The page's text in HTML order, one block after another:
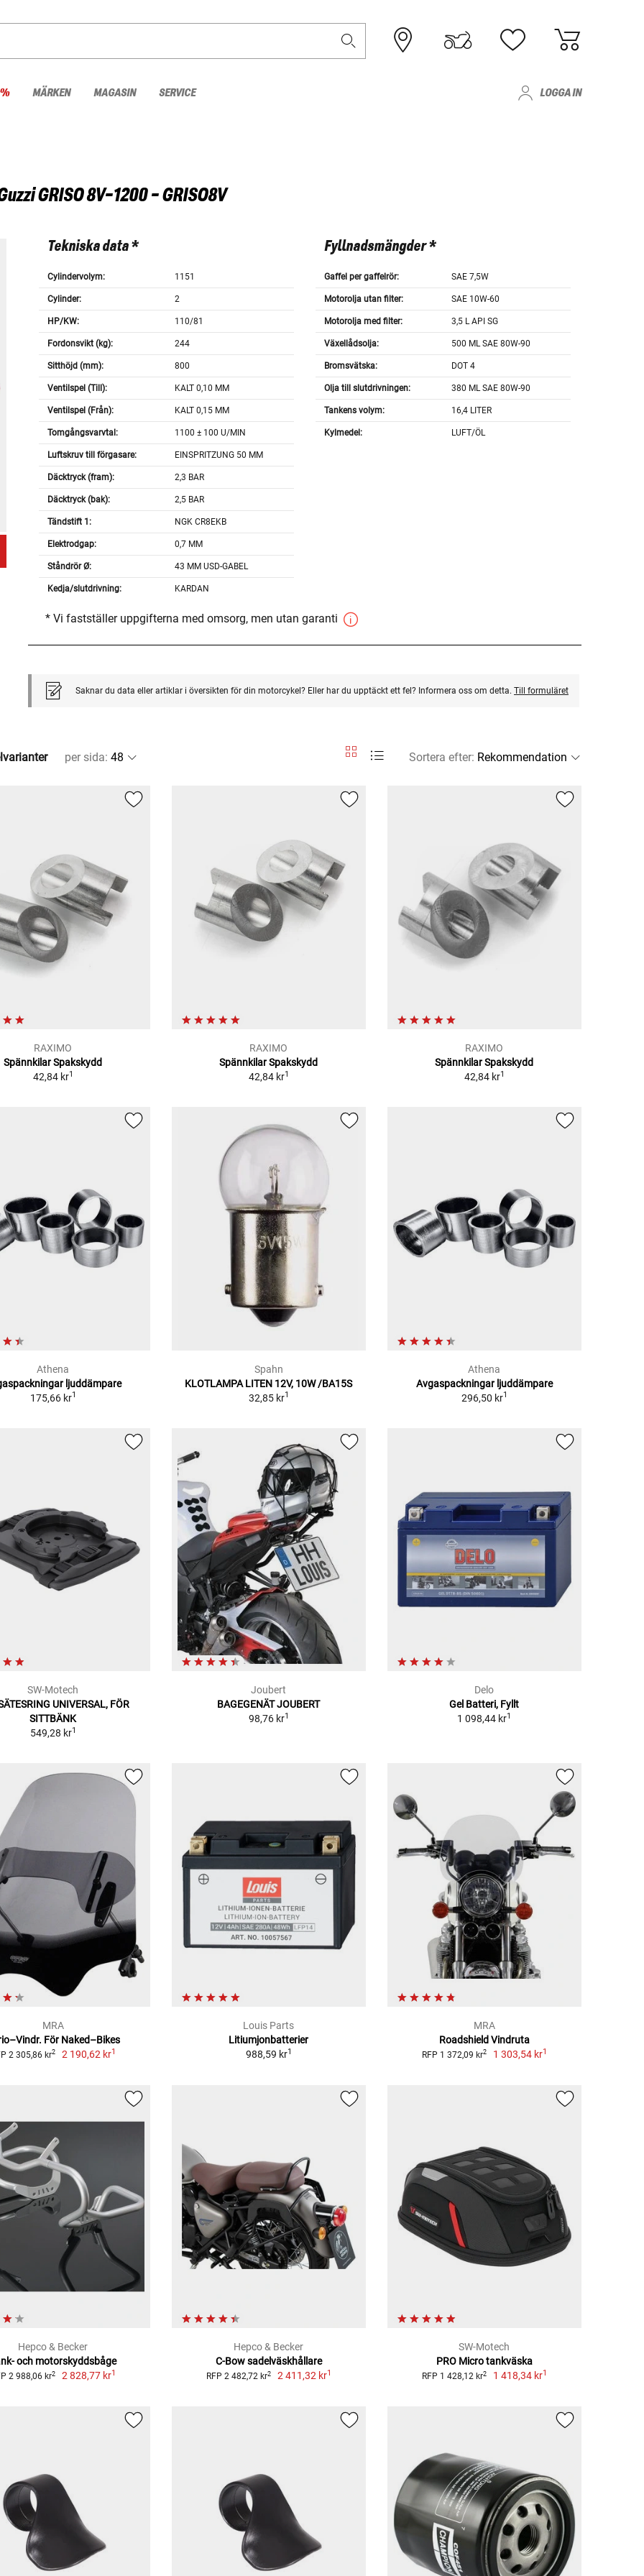
MÄRKEN MAGASIN SERVICE LOGGA IN
GRISO 8V-1200 - GRISO8V
Tekniska data *
Cylindervolym: 1151
Cylinder: 2
HP/KW: 110/81
Fordonsvikt (kg): 244
Sitthöjd (mm): 800
Ventilspel (Till): KALT 0,10 MM
Ventilspel (Från): KALT 0,15 MM
Tomgångsvarvtal: 1100 ± 100 U/MIN
Luftskruv till förgasare: EINSPRITZUNG 50 MM
Däcktryck (fram): 2,3 BAR
Däcktryck (bak): 2,5 BAR
Tändstift 1: NGK CR8EKB
Elektrodgap: 0,7 MM
Ståndrör Ø: 43 MM USD-GABEL
Kedja/slutdrivning: KARDAN
Fyllnadsmängder *
Gaffel per gaffelrör: SAE 7,5W
Motorolja utan filter: SAE 10W-60
Motorolja med filter: 3,5 L API SG
Växellådsolja: 500 ML SAE 80W-90
Bromsvätska: DOT 4
Olja till slutdrivningen: 380 ML SAE 80W-90
Tankens volym: 16,4 LITER
Kylmedel: LUFT/ÖL
* Vi fastställer uppgifterna med omsorg, men utan garanti
Saknar du data eller artiklar i översikten för din motorcykel? Eller har du upptäckt ett fel? Informera oss om detta. Till formuläret
per sida: Sortera efter:
RAXIMO
Spännkilar Spakskydd
42,84 kr1
RAXIMO
Spännkilar Spakskydd
42,84 kr1
RAXIMO
Spännkilar Spakskydd
42,84 kr1
Athena
ljuddämpare
175,66 kr1
Spahn
KLOTLAMPA LITEN 12V, 10W /BA15S
32,85 kr1
Athena
Avgaspackningar ljuddämpare
296,50 kr1
SW-Motech
UNIVERSAL, FÖR
SITTBÄNK
549,28 kr1
Joubert
BAGEGENÄT JOUBERT
98,76 kr1
Delo
Gel Batteri, Fyllt
1 098,44 kr1
MRA
För Naked–Bikes
2 305,86 kr2 2 190,62 kr1
Louis Parts
Litiumjonbatterier
988,59 kr1
MRA
Roadshield Vindruta
RFP 1 372,09 kr2 1 303,54 kr1
Hepco & Becker
och motorskyddsbåge
2 988,06 kr2 2 828,77 kr1
Hepco & Becker
C-Bow sadelväskhållare
RFP 2 482,72 kr2 2 411,32 kr1
SW-Motech
PRO Micro tankväska
RFP 1 428,12 kr2 1 418,34 kr1